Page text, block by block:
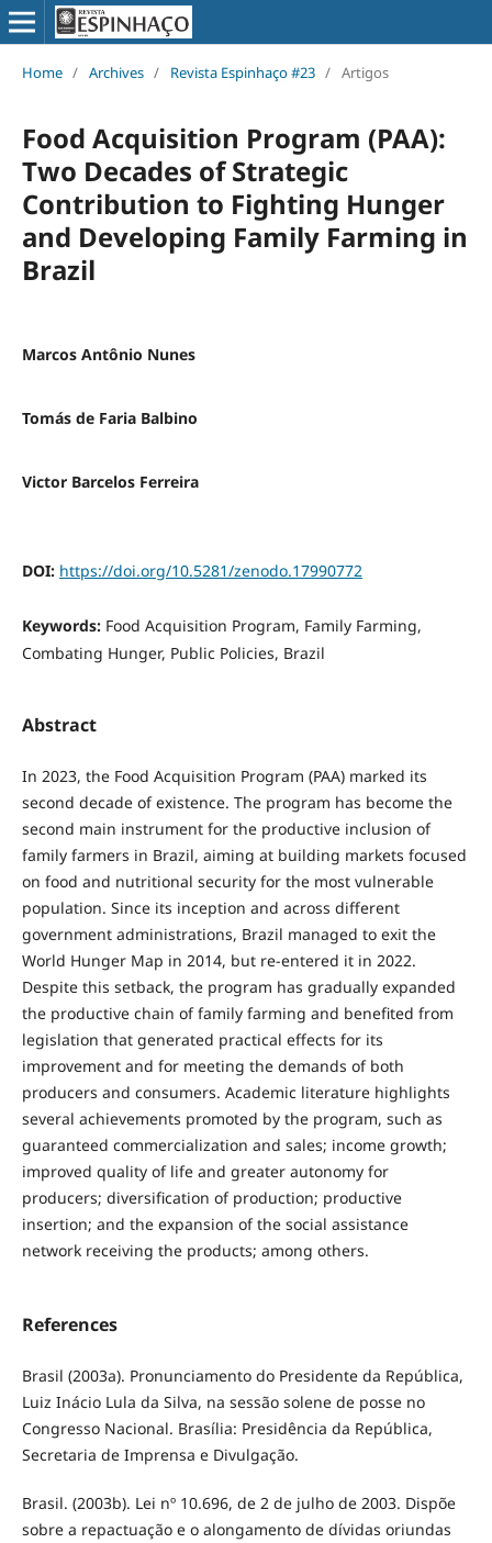
Home / Archives / Revista Espinhaço #23 / Artigos
Food Acquisition Program (PAA):
Two Decades of Strategic
Contribution to Fighting Hunger
and Developing Family Farming in
Brazil
Marcos Antônio Nunes
Tomás de Faria Balbino
Victor Barcelos Ferreira
DOI: https://doi.org/10.5281/zenodo.17990772
Keywords: Food Acquisition Program, Family Farming,
Combating Hunger, Public Policies, Brazil
Abstract
In 2023, the Food Acquisition Program (PAA) marked its
second decade of existence. The program has become the
second main instrument for the productive inclusion of
family farmers in Brazil, aiming at building markets focused
on food and nutritional security for the most vulnerable
population. Since its inception and across different
government administrations, Brazil managed to exit the
World Hunger Map in 2014, but re-entered it in 2022.
Despite this setback, the program has gradually expanded
the productive chain of family farming and benefited from
legislation that generated practical effects for its
improvement and for meeting the demands of both
producers and consumers. Academic literature highlights
several achievements promoted by the program, such as
guaranteed commercialization and sales; income growth;
improved quality of life and greater autonomy for
producers; diversification of production; productive
insertion; and the expansion of the social assistance
network receiving the products; among others.
References
Brasil (2003a). Pronunciamento do Presidente da República,
Luiz Inácio Lula da Silva, na sessão solene de posse no
Congresso Nacional. Brasília: Presidência da República,
Secretaria de Imprensa e Divulgação.
Brasil. (2003b). Lei nº 10.696, de 2 de julho de 2003. Dispõe
sobre a repactuação e o alongamento de dívidas oriundas